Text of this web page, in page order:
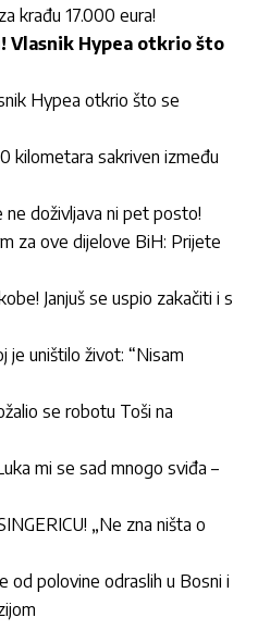
krađu 17.000 eura!
Vlasnik Hypea otkrio što
Hypea otkrio što se
kilometara sakriven između
ne doživljava ni pet posto!
za ove dijelove BiH: Prijete
Janjuš se uspio zakačiti i s
uništilo život: “Nisam
se robotu Toši na
mi se sad mnogo sviđa –
„Ne zna ništa o
od polovine odraslih u Bosni i